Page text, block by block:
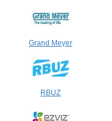
Grand Meyer
RBUZ